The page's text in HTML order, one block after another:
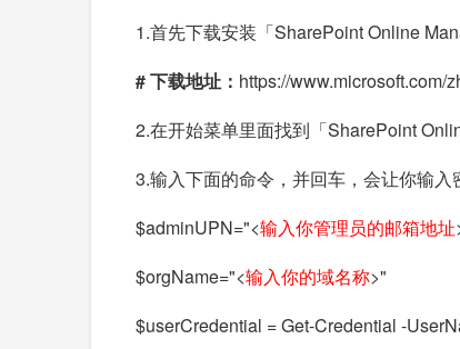
1.首先下载安装「SharePoint Online
# 下载地址： https://www.microsoft.com/
2.在开始菜单里面找到「SharePoint
3.输入下面的命令，并回车，会让你输入
$adminUPN="<输入你管理员的邮箱地址
$orgName="<输入你的域名称>"
$userCredential = Get-Credential -